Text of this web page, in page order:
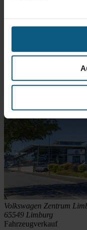
Standort
Volkswagen Zentrum
65549 Limburg
Fahrzeugverkauf